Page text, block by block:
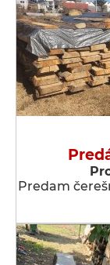
Predam